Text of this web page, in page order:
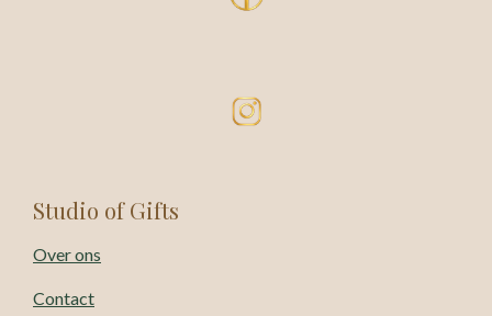
Studio of Gifts
Over ons
Contact